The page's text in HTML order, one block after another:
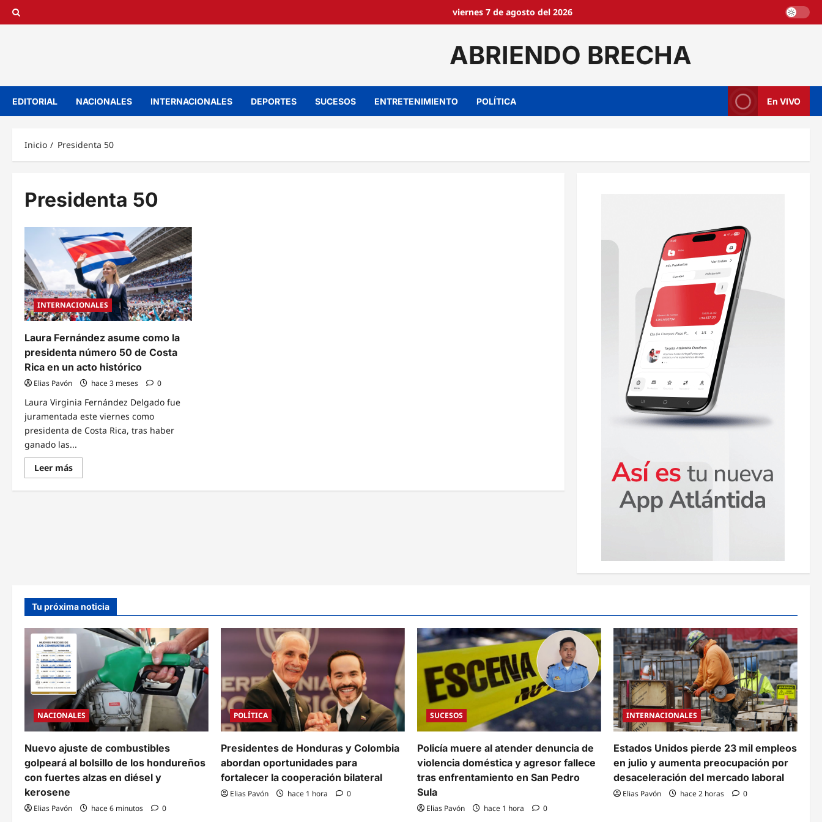
Saltar
viernes 7 de agosto del 2026
ABRIENDO BRECHA
EDITORIAL NACIONALES INTERNACIONALES DEPORTES SUCESOS ENTRETENIMIENTO POLÍTICA En VIVO
Inicio Presidenta 50
Presidenta 50
INTERNACIONALES
Laura Fernández asume como la
presidenta número 50 de Costa
Rica en un acto histórico
Elias Pavón hace 3 meses 0
Laura Virginia Fernández Delgado fue
juramentada este viernes como
presidenta de Costa Rica, tras haber
ganado las...
Leer másRead
more
Laura
un
acto
histórico
Tu próxima noticia
NACIONALES
Nuevo ajuste de combustibles
golpeará al bolsillo de los hondureños
con fuertes alzas en diésel y
kerosene
Elias Pavón hace 6 minutos 0
POLÍTICA
Presidentes de Honduras y Colombia
abordan oportunidades para
fortalecer la cooperación bilateral
Elias Pavón hace 1 hora 0
SUCESOS
Policía muere al atender denuncia de
violencia doméstica y agresor fallece
tras enfrentamiento en San Pedro
Sula
Elias Pavón hace 1 hora 0
INTERNACIONALES
Estados Unidos pierde 23 mil empleos
en julio y aumenta preocupación por
desaceleración del mercado laboral
Elias Pavón hace 2 horas 0